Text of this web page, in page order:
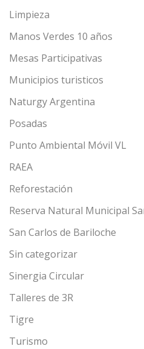
Limpieza
Manos Verdes 10 años
Mesas Participativas
Municipios turisticos
Naturgy Argentina
Posadas
Punto Ambiental Móvil VL
RAEA
Reforestación
Reserva Natural Municipal
San Carlos de Bariloche
Sin categorizar
Sinergia Circular
Talleres de 3R
Tigre
Turismo